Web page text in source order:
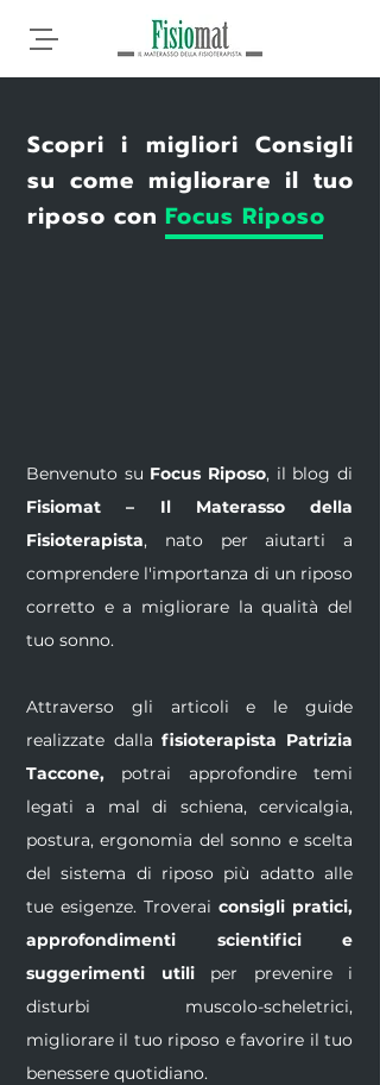
Scopri i migliori Consigli
su come migliorare il tuo
riposo conFocus Riposo
Benvenuto su Focus Riposo, il blog di
Fisiomat – Il Materasso della
Fisioterapista, nato per aiutarti a
comprendere l'importanza di un riposo
corretto e a migliorare la qualità del
tuo sonno.
Attraverso gli articoli e le guide
realizzate dalla fisioterapista Patrizia
Taccone, potrai approfondire temi
legati a mal di schiena, cervicalgia,
postura, ergonomia del sonno e scelta
del sistema di riposo più adatto alle
tue esigenze. Troverai consigli pratici,
approfondimenti scientifici e
suggerimenti utiliper prevenire i
disturbi muscolo-scheletrici,
migliorare il tuo riposo e favorire il tuo
benessere quotidiano.